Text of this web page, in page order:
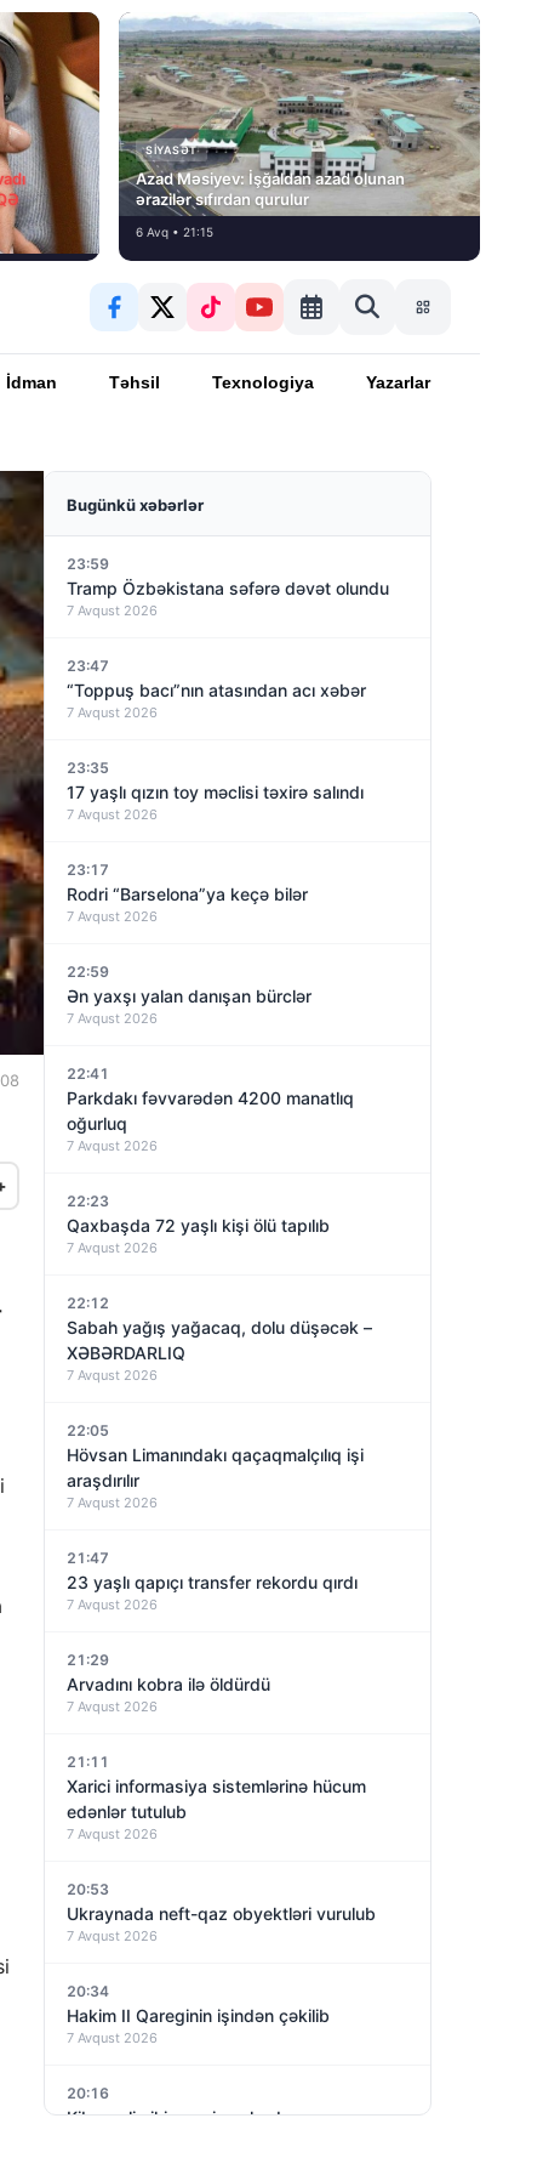
SIYASƏT
Azad Məsiyev: İşğaldan azad olunan
ərazilər sıfırdan qurulur
6 Avq • 21:15
İdman Təhsil Texnologiya Yazarlar
Bugünkü xəbərlər
23:59
Tramp Özbəkistana səfərə dəvət olundu
7 Avqust 2026
23:47
“Toppuş bacı”nın atasından acı xəbər
7 Avqust 2026
23:35
17 yaşlı qızın toy məclisi təxirə salındı
7 Avqust 2026
23:17
Rodri “Barselona”ya keçə bilər
7 Avqust 2026
22:59
Ən yaxşı yalan danışan bürclər
7 Avqust 2026
22:41
Parkdakı fəvvarədən 4200 manatlıq
oğurluq
7 Avqust 2026
22:23
Qaxbaşda 72 yaşlı kişi ölü tapılıb
7 Avqust 2026
22:12
Sabah yağış yağacaq, dolu düşəcək –
XƏBƏRDARLIQ
7 Avqust 2026
22:05
Hövsan Limanındakı qaçaqmalçılıq işi
araşdırılır
7 Avqust 2026
21:47
23 yaşlı qapıçı transfer rekordu qırdı
7 Avqust 2026
21:29
Arvadını kobra ilə öldürdü
7 Avqust 2026
21:11
Xarici informasiya sistemlərinə hücum
edənlər tutulub
7 Avqust 2026
20:53
Ukraynada neft-qaz obyektləri vurulub
7 Avqust 2026
20:34
Hakim II Qareginin işindən çəkilib
7 Avqust 2026
20:16
Kiberpolis iki gənci saxlayıb